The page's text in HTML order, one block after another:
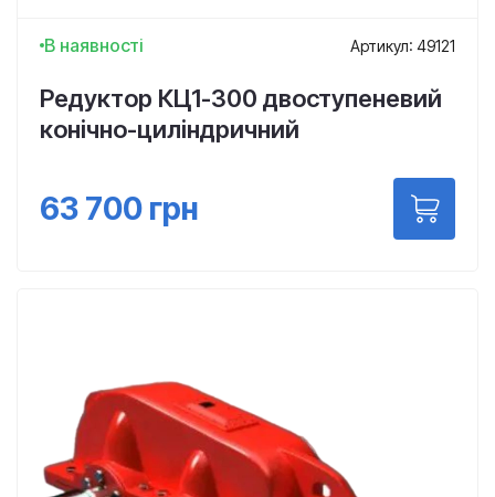
В наявності Артикул: 49121
Редуктор КЦ1-300 двоступеневий
конічно-циліндричний
63 700 грн